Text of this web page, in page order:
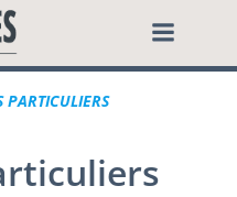
de
PARTICULIERS